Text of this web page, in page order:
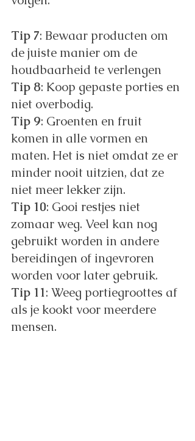
Tip 7: Bewaar producten om
de juiste manier om de
houdbaarheid te verlengen
Tip 8: Koop gepaste porties en
niet overbodig.
Tip 9: Groenten en fruit
komen in alle vormen en
maten. Het is niet omdat ze er
minder nooit uitzien, dat ze
niet meer lekker zijn.
Tip 10: Gooi restjes niet
zomaar weg. Veel kan nog
gebruikt worden in andere
bereidingen of ingevroren
worden voor later gebruik.
Tip 11: Weeg portiegroottes af
als je kookt voor meerdere
mensen.